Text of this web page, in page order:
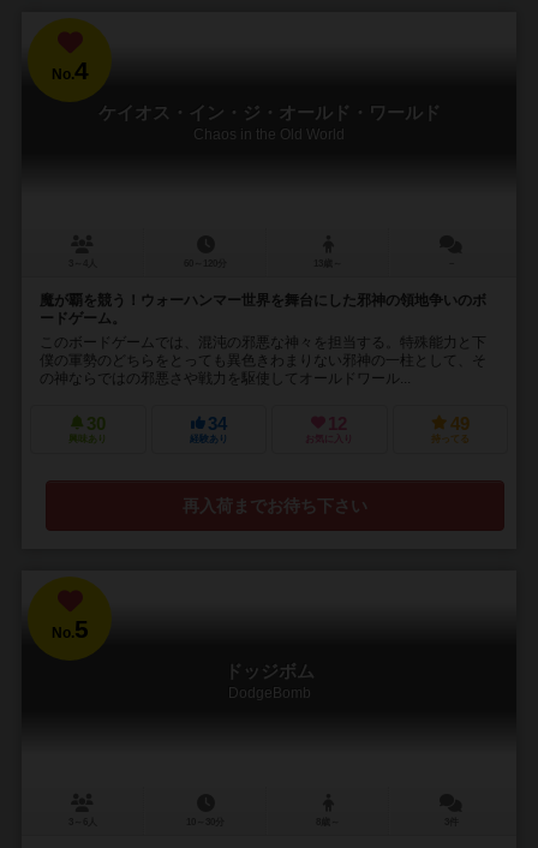
No.4
ケイオス・イン・ジ・オールド・ワールド
Chaos in the Old World
魔が覇を競う！ウォーハンマー世界を舞台にした邪神の領地争いのボ
ードゲーム。
このボードゲームでは、混沌の邪悪な神々を担当する。特殊能力と下
僕の軍勢のどちらをとっても異色きわまりない邪神の一柱として、そ
の神ならではの邪悪さや戦力を駆使してオールドワール...
30
興味あり
34
経験あり
12
お気に入り
49
持ってる
再入荷までお待ち下さい
No.5
ドッジボム
DodgeBomb